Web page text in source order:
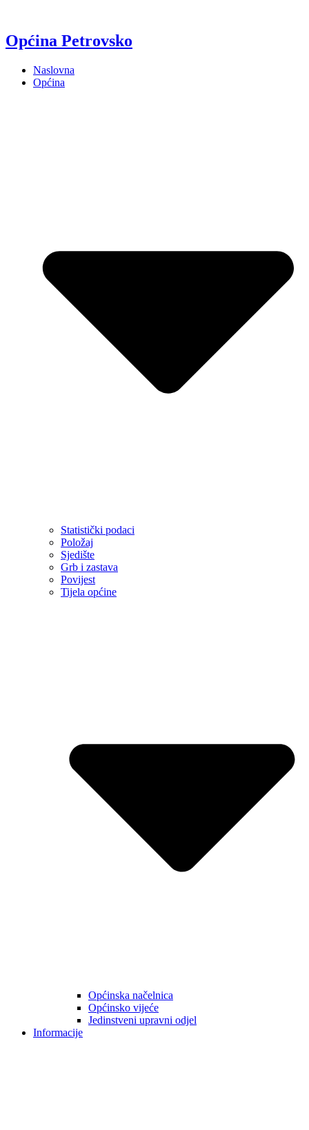
Općina Petrovsko
Naslovna
Općina
Statistički podaci
Položaj
Sjedište
Grb i zastava
Povijest
Tijela općine
Općinska načelnica
Općinsko vijeće
Jedinstveni upravni odjel
Informacije